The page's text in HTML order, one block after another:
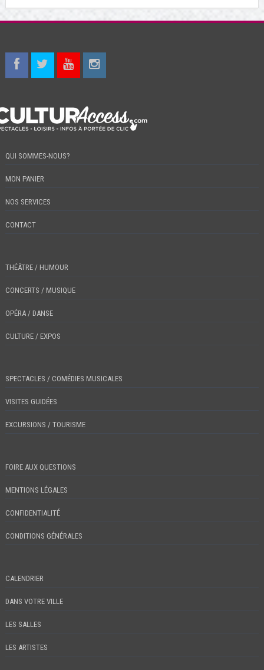
QUI SOMMES-NOUS?
MON PANIER
NOS SERVICES
CONTACT
THÉÂTRE / HUMOUR
CONCERTS / MUSIQUE
OPÉRA / DANSE
CULTURE / EXPOS
SPECTACLES / COMÉDIES MUSICALES
VISITES GUIDÉES
EXCURSIONS / TOURISME
FOIRE AUX QUESTIONS
MENTIONS LÉGALES
CONFIDENTIALITÉ
CONDITIONS GÉNÉRALES
CALENDRIER
DANS VOTRE VILLE
LES SALLES
LES ARTISTES